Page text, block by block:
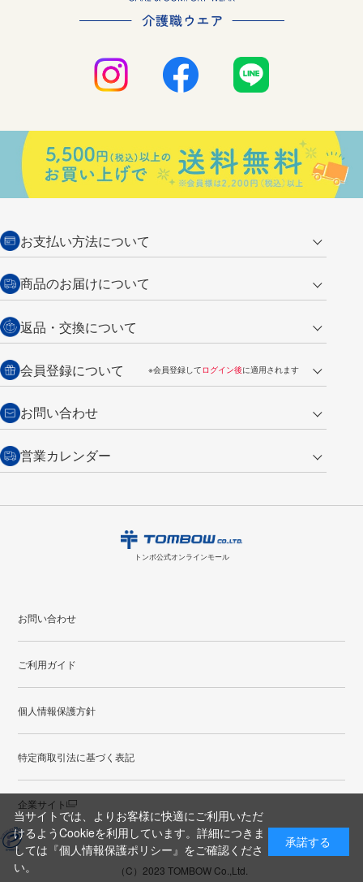
お支払い方法について
クレジットカード
代金引換
銀行振込【前払い】
商品のお届けについて
営業日午前11時までの決済完了の
ご注文は翌営業日の発送
送料：全国一律 660円（税込）
詳しくはご利用ガイドをご覧ください。
返品・交換について
返品の場合
商品到着後7日以内・未使用品に限り返品を承ります。問い合わせフォーム
い。
商品到着後7日以内に限り交換を承ります。
からご連絡
会員登録について ※会員登録してログイン後に適用されます
・新規ご入会で
・税込み2,200円以上のお買い上げで
・次回のお買い物に使えるポイントがお買い上げごとに
ント 付与されます。
会員登録はこちら
お問い合わせ
トンボ製品・サービスに関する
お問い合わせ
購入・返品に関するお問い合わせ
営業カレンダー
16
17 18 19 20 21
22
23
24
20
21
●配送休日
トンボ公式オンラインモール
お問い合わせ
ご利用ガイド
個人情報保護方針
特定商取引法に基づく表記
企業サイト
（C）2023 TOMBOW Co.,Ltd.
当サイトでは、よりお客様に快適にご利用いただ
けるようCookieを利用しています。詳細につきま
しては 『個人情報保護ポリシー』 をご確認くださ
い。
承諾する